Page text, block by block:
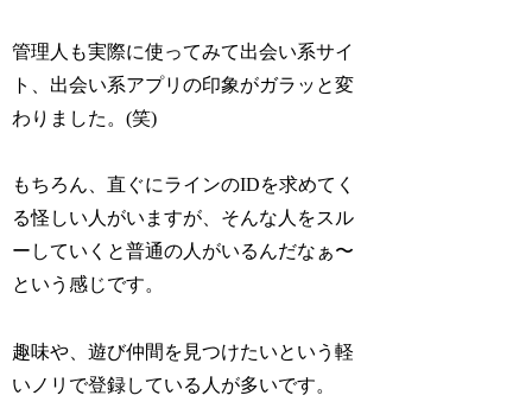
管理人も実際に使ってみて出会い系サイ
ト、出会い系アプリの印象がガラッと変
わりました。(笑)
もちろん、直ぐにラインのIDを求めてく
る怪しい人がいますが、そんな人をスル
ーしていくと普通の人がいるんだなぁ〜
という感じです。
趣味や、遊び仲間を見つけたいという軽
いノリで登録している人が多いです。